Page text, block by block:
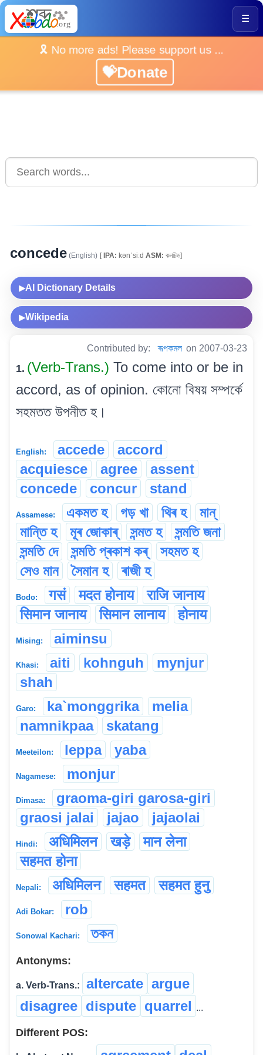
☰
🎗️ No more ads! Please support us ...
💝Donate
concede (English) [IPA: kənˈsiːd ASM: কনচিড]
▶AI Dictionary Details
▶Wikipedia
Contributed by: ৰূপকমল on 2007-03-23
1. (Verb-Trans.) To come into or be in
accord, as of opinion. কোনো বিষয় সম্পৰ্কে
সহমতত উপনীত হ।
English: accede
accord
acquiesce
agree
assent
concede
concur stand
Assamese: একমত হ গড় খা থিৰ হ
মান্
মান্তি হ
মূৰ জোকাৰ্ সন্মত হ
সন্মতি জনা
সন্মতি দে
সন্মতি প্ৰকাশ কৰ্
সহমত হ
সেও মান
সৈমান হ ৰাজী হ
Bodo: गसं मदत होनाय
राजि जानाय
सिमान जानाय
सिमान लानाय होनाय
Mising: aiminsu
Khasi: aiti kohnguh
mynjur
shah
Garo: ka`monggrika
melia
namnikpaa
skatang
Meeteilon: leppa yaba
Nagamese: monjur
Dimasa:
graoma-giri garosa-giri
graosi jalai
jajao jajaolai
Hindi: अधिमिलन खड़े
मान लेना
सहमत होना
Nepali: अधिमिलन सहमत सहमत हुनु
Adi Bokar: rob
Sonowal Kachari: তকন
Antonyms:
a. Verb-Trans.: altercate argue
disagree dispute quarrel ...
Different POS: